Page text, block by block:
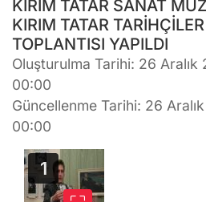
KIRIM TATAR SANAT
KIRIM TATAR
TOPLANTISI YAPILDI
Oluşturulma Tarihi: 26
00:00
Güncellenme Tarihi: 26
00:00